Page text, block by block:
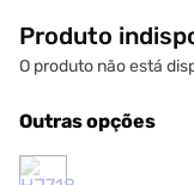
Produto
O produto não está
Outras opções